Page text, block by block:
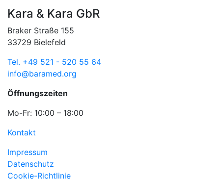
Kara & Kara GbR
Braker Straße 155
33729 Bielefeld
Tel. +49 521 - 520 55 64
info@baramed.org
Öffnungszeiten
Mo-Fr: 10:00 – 18:00
Kontakt
Impressum
Datenschutz
Cookie-Richtlinie